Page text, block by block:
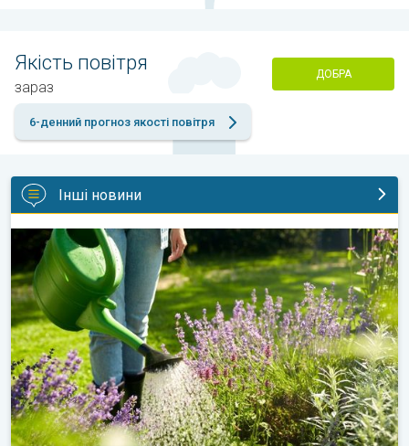
Якість повітря
зараз
ДОБРА
6-денний прогноз якості повітря
Інші новини
Як доглядати за садом у спеку?. Садові поради. . .